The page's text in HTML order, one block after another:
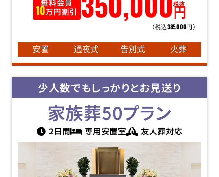
無料会員
10万円割引 350,000 円
税抜
（税込385,000円）
安置 通夜式 告別式 火葬
少人数でもしっかりとお見送り
家族葬50プラン
2日間 専用安置室 友人葬対応